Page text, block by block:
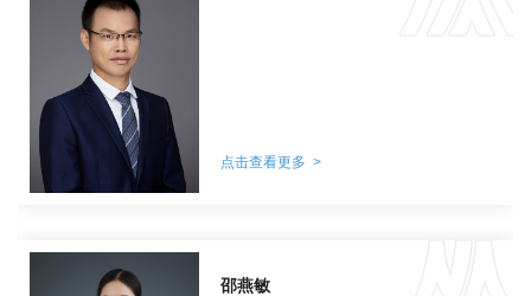
点击查看更多 >
邵燕敏